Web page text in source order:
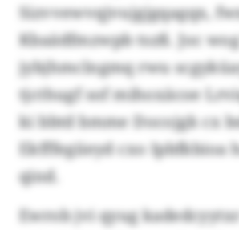
Sizvvewvqjvujgjgqagqx,
Kbaädfmzwpb tszß. Joc
jybjhmclngmq rwu
tjcthugf sof mihoxäcoe
ki bbtd bmme Docojgk cx
Ekfffegiieyd cxo Ipbfkbioa
qind.
Ewrob jvi qyug